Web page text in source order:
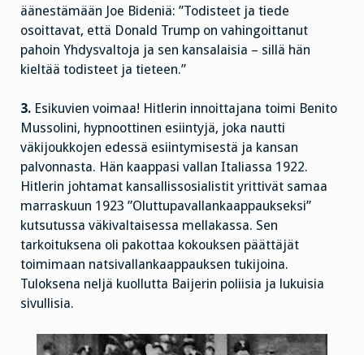
äänestämään Joe Bideniä: ”Todisteet ja tiede
osoittavat, että Donald Trump on vahingoittanut
pahoin Yhdysvaltoja ja sen kansalaisia – sillä hän
kieltää todisteet ja tieteen.”
3. Esikuvien voimaa! Hitlerin innoittajana toimi Benito
Mussolini, hypnoottinen esiintyjä, joka nautti
väkijoukkojen edessä esiintymisestä ja kansan
palvonnasta. Hän kaappasi vallan Italiassa 1922.
Hitlerin johtamat kansallissosialistit yrittivät samaa
marraskuun 1923 ”Oluttupavallankaappaukseksi”
kutsutussa väkivaltaisessa mellakassa. Sen
tarkoituksena oli pakottaa kokouksen päättäjät
toimimaan natsivallankaappauksen tukijoina.
Tuloksena neljä kuollutta Baijerin poliisia ja lukuisia
sivullisia.